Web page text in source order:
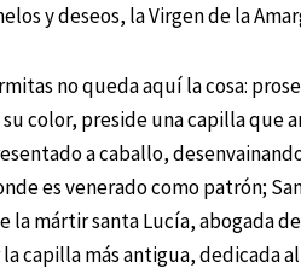
y deseos, la Virgen de la
no queda aquí la cosa:
color, preside una capilla que
a caballo,
es venerado como patrón;
la mártir santa Lucía, abogada
capilla más antigua, dedicada